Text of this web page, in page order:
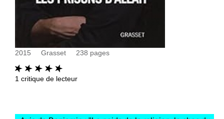
2015 Grasset 238 pages
1 critique de lecteur